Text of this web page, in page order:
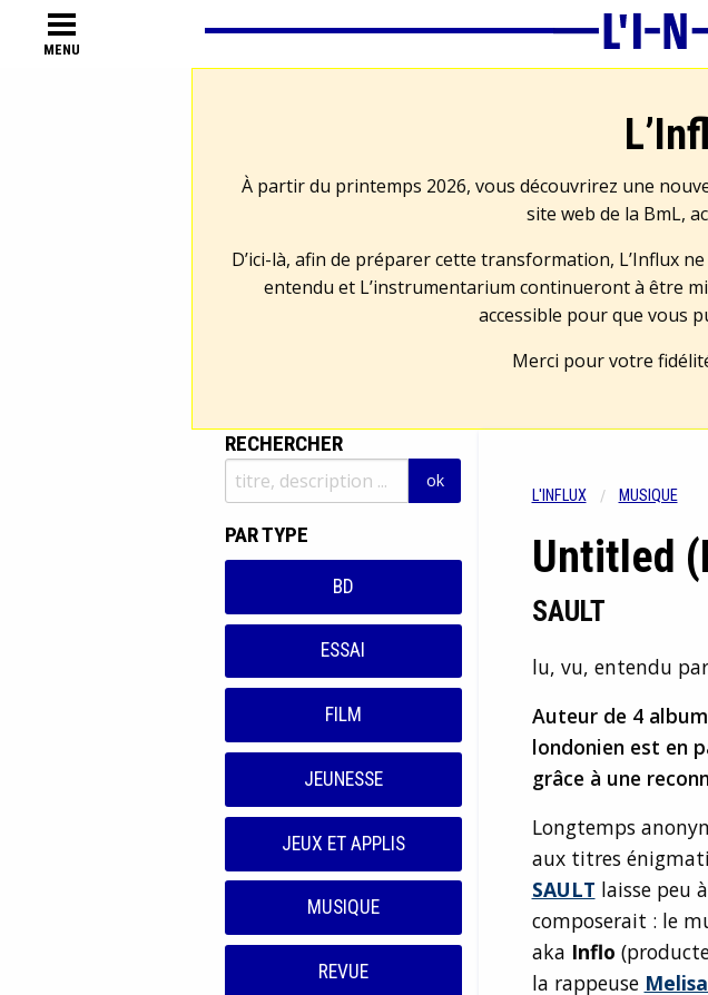
MENU
À partir du printemps 2026, vous découvrirez une
site web de la BmL,
D’ici-là, afin de préparer cette transformation, L’Influx
entendu et L’instrumentarium continueront à être
accessible pour que vous
Merci pour votre
RECHERCHER
PAR TYPE
BD
ESSAI
FILM
JEUNESSE
JEUX ET APPLIS
MUSIQUE
REVUE
L'INFLUX MUSIQUE
Untitled
SAULT
lu, vu, entendu par
Auteur de 4
londonien est en
grâce à une
Longtemps
aux titres
SAULT laisse peu
composerait : le
aka Inflo
la rappeuse